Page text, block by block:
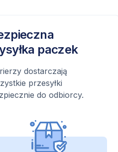
paczek
dostarczają
przesyłki
do odbiorcy.